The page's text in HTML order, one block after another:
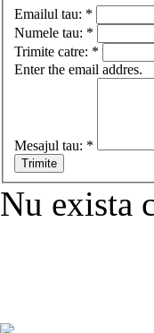
Emailul tau: *
Numele tau: *
Trimite catre: *
Enter the email addres.
Mesajul tau: *
Nu exista